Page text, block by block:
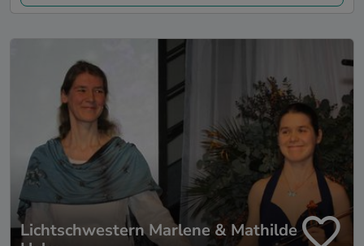
Lichtschwestern Marlene & Mathilde